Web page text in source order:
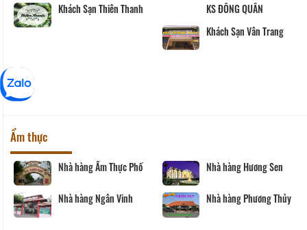
Khách Sạn Thiên Thanh
KS ĐÔNG QUÂN
Khách Sạn Vân Trang
Ẩm thực
Nhà hàng Ẩm Thực Phố Nhà hàng Hương Sen
Nhà hàng Ngân Vinh Nhà hàng Phương Thủy